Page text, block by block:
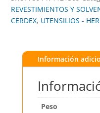
REVESTIMIENTOS Y
CERDEX, UTENSILIOS -
Información
Peso